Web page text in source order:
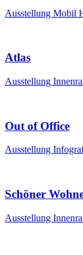
Ausstellung Mobil
Atlas
Ausstellung
Out of Office
Ausstellung
Schöner
Ausstellung